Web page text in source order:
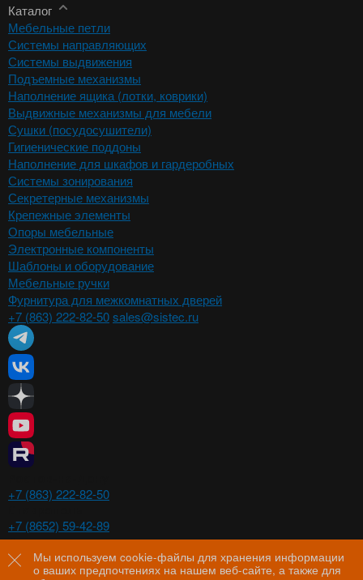
Мы используем cookie-файлы для хранения информации
о ваших предпочтениях на нашем веб-сайте, а также для
Каталог
Мебельные петли
Системы направляющих
Системы выдвижения
Подъемные механизмы
Наполнение ящика (лотки, коврики)
Выдвижные механизмы для мебели
Сушки (посудосушители)
Гигиенические поддоны
Наполнение для шкафов и гардеробных
Системы зонирования
Секретерные механизмы
Крепежные элементы
Опоры мебельные
Электронные компоненты
Шаблоны и оборудование
Мебельные ручки
Фурнитура для межкомнатных дверей
+7 (863) 222-82-50sales@sistec.ru
+7 (863) 222-82-50
+7 (8652) 59-42-89
Волгоград
+7 (8442) 29-00-21
Пятигорск